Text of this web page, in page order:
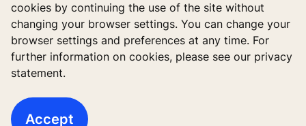
cookies by continuing the use of the site without
changing your browser settings. You can change your
browser settings and preferences at any time. For
further information on cookies, please see our privacy
statement.
Accept
High-Rise solutions
Bangunan Baru